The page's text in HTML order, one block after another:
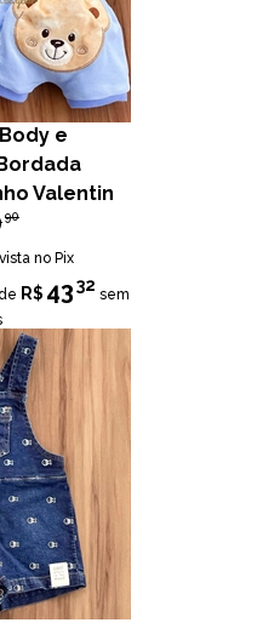
e
Valentin
90
no Pix
R$ 4332
sem